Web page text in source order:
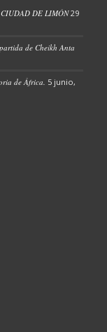
DE LIMÓN 29
de Cheikh Anta
de África. 5 junio,